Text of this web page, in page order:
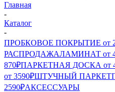
Главная
-
Каталог
-
ПРОБКОВОЕ ПОКРЫТИЕ от
РАСПРОДАЖАЛАМИНАТ от
870₽ПАРКЕТНАЯ ДОСКА от
от 3590₽ШТУЧНЫЙ ПАРКЕТ
2590₽АКСЕССУАРЫ